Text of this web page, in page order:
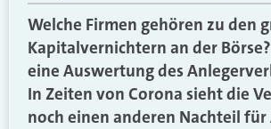
Welche Firmen gehören zu den
Kapitalvernichtern an der
eine Auswertung des
In Zeiten von Corona sieht die
noch einen anderen Nachteil